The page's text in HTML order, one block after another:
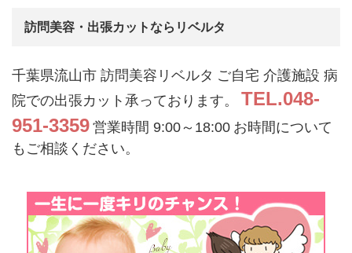
訪問美容・出張カットならリベルタ
千葉県流山市 訪問美容リベルタ ご自宅 介護施設 病
院での出張カット承っております。
TEL.048-
951-3359 営業時間 9:00～18:00 お時間について
もご相談ください。